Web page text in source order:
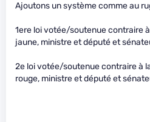
Ajoutons un système comme au
1ere loi votée/soutenue contraire
jaune, ministre et député et
2e loi votée/soutenue contraire à
rouge, ministre et député et